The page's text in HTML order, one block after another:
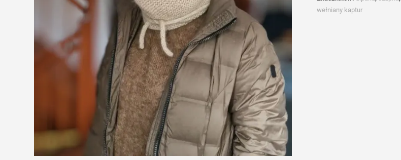
wełniany kaptur